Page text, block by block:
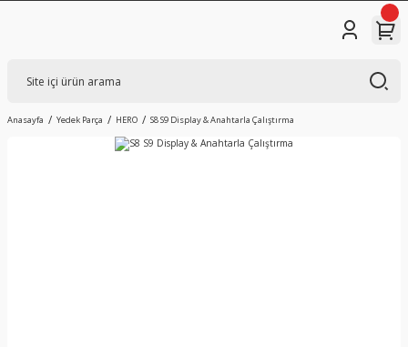
Anasayfa Yedek Parça HERO S8 S9 Display & Anahtarla Çalıştırma